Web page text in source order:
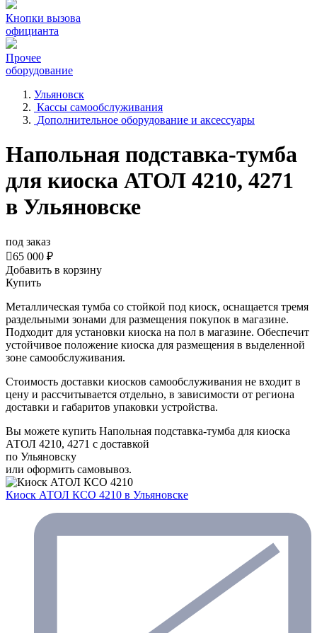
Кнопки вызова
официанта
Прочее
оборудование
Ульяновск
Кассы самообслуживания
Дополнительное оборудование и аксессуары
Напольная подставка-тумба
для киоска АТОЛ 4210, 4271
в Ульяновске
под заказ
65 000 ₽
Добавить в корзину
Купить
Металлическая тумба со стойкой под киоск, оснащается тремя
раздельными зонами для размещения покупок в магазине.
Подходит для установки киоска на пол в магазине. Обеспечит
устойчивое положение киоска для размещения в выделенной
зоне самообслуживания.
Стоимость доставки киосков самообслуживания не входит в
цену и рассчитывается отдельно, в зависимости от региона
доставки и габаритов упаковки устройства.
Вы можете купить Напольная подставка-тумба для киоска
АТОЛ 4210, 4271 с доставкой
по Ульяновску
или оформить самовывоз.
Киоск АТОЛ КСО 4210 в Ульяновске